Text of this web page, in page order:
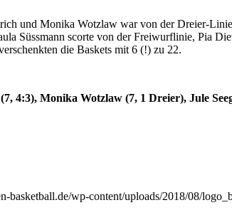
und Monika Wotzlaw war von der Dreier-
Süssmann scorte von der Freiwurflinie, Pia
die Baskets mit 6 (!) zu 22.
4:3), Monika Wotzlaw (7, 1 Dreier), Jule
basketball.de/wp-content/uploads/2018/08/